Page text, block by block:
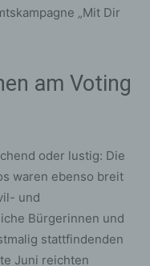
„Mit Dir
am Voting
oder lustig: Die
waren ebenso breit
und
Bürgerinnen und
stattfindenden
Juni reichten